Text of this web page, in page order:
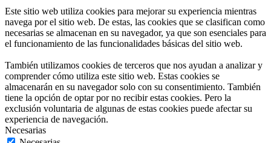
Este sitio web utiliza cookies para mejorar su experiencia mientras
navega por el sitio web. De estas, las cookies que se clasifican como
necesarias se almacenan en su navegador, ya que son esenciales para
el funcionamiento de las funcionalidades básicas del sitio web.
También utilizamos cookies de terceros que nos ayudan a analizar y
comprender cómo utiliza este sitio web. Estas cookies se
almacenarán en su navegador solo con su consentimiento. También
tiene la opción de optar por no recibir estas cookies. Pero la
exclusión voluntaria de algunas de estas cookies puede afectar su
experiencia de navegación.
Necesarias